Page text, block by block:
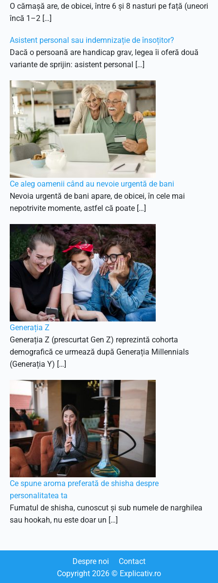
O cămașă are, de obicei, între 6 și 8 nasturi pe față (uneori
încă 1–2 […]
Asistent personal sau indemnizație de însoțitor?
Dacă o persoană are handicap grav, legea îi oferă două
variante de sprijin: asistent personal […]
Ce aleg oamenii când au nevoie urgentă de bani
Nevoia urgentă de bani apare, de obicei, în cele mai
nepotrivite momente, astfel că poate […]
Generația Z
Generația Z (prescurtat Gen Z) reprezintă cohorta
demografică ce urmează după Generația Millennials
(Generația Y) […]
Ce spune aroma preferată de shisha despre
personalitatea ta
Fumatul de shisha, cunoscut și sub numele de narghilea
sau hookah, nu este doar un […]
Despre noi
Contact
Copyright 2026 © Explicativ.ro